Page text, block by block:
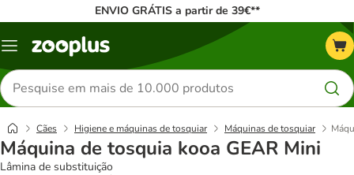
ENVIO GRÁTIS a partir de 39€**
Menu
Pesquisar
produtos
Cães Higiene e máquinas de tosquiar Máquinas de tosquiar
Máquina de tosquia kooa GEAR Mini
Lâmina de substituição